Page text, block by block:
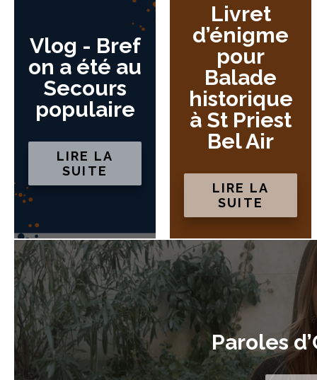
Vlog - Bref
on a été au
Secours
populaire
LIRE LA
SUITE
Livret
d’énigme
pour
Balade
historique
à St Priest
Bel Air
LIRE LA
SUITE
Paroles